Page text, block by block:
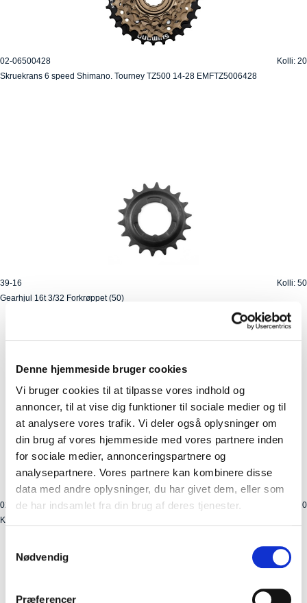
Denne hjemmeside bruger cookies
Vi bruger cookies til at tilpasse vores indhold og
annoncer, til at vise dig funktioner til sociale medier og til
at analysere vores trafik. Vi deler også oplysninger om
din brug af vores hjemmeside med vores partnere inden
for sociale medier, annonceringspartnere og
analysepartnere. Vores partnere kan kombinere disse
data med andre oplysninger, du har givet dem, eller som
de har indsamlet fra din brug af deres tjenester.
Nødvendig
Præferencer
02-06500428
Kolli: 20
Skruekrans 6 speed Shimano. Tourney TZ500 14-28 EMFTZ5006428
39-16
Kolli: 50
Gearhjul 16t 3/32 Forkrøppet (50)
02-0841132
Kolli: 20
Krans 8 speed Shimano Kassette. 11-32 HG41 Acera ECSHG418132